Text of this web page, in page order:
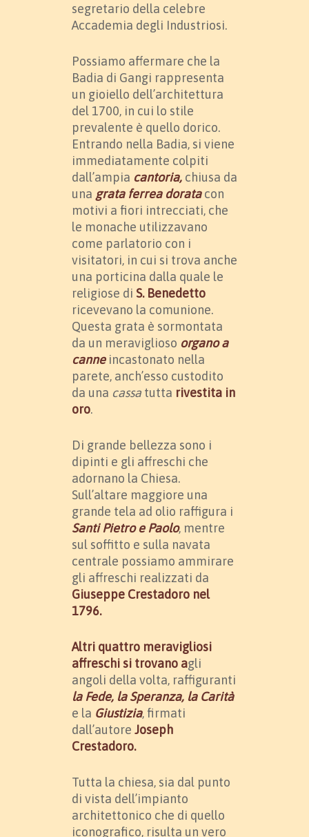
segretario della celebre
Accademia degli Industriosi.
Possiamo affermare che la
Badia di Gangi rappresenta
un gioiello dell’architettura
del 1700, in cui lo stile
prevalente è quello dorico.
Entrando nella Badia, si viene
immediatamente colpiti
dall’ampia cantoria, chiusa da
una grata ferrea doratacon
motivi a fiori intrecciati, che
le monache utilizzavano
come parlatorio con i
visitatori, in cui si trova anche
una porticina dalla quale le
religiose di S. Benedetto
ricevevano la comunione.
Questa grata è sormontata
da un meraviglioso organo a
canneincastonato nella
parete, anch’esso custodito
da una cassa tutta rivestita in
oro.
Di grande bellezza sono i
dipinti e gli affreschi che
adornano la Chiesa.
Sull’altare maggiore una
grande tela ad olio raffigura i
Santi Pietro e Paolo, mentre
sul soffitto e sulla navata
centrale possiamo ammirare
gli affreschi realizzati da
Giuseppe Crestadoro nel
1796.
Altri quattro meravigliosi
affreschi si trovano agli
angoli della volta, raffiguranti
la Fede, la Speranza, la Carità
e la Giustizia, firmati
dall’autore Joseph
Crestadoro.
Tutta la chiesa, sia dal punto
di vista dell’impianto
architettonico che di quello
iconografico, risulta un vero